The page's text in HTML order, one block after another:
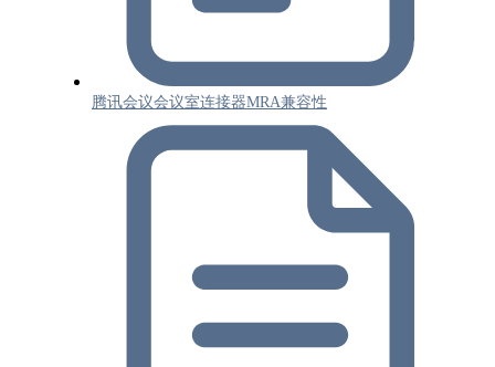
腾讯会议会议室连接器MRA兼容性